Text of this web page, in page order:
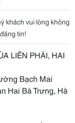
khách vui lòng không
tin!
LIÊN PHÁI, HAI
Bạch Mai
Hai Bà Trưng, Hà